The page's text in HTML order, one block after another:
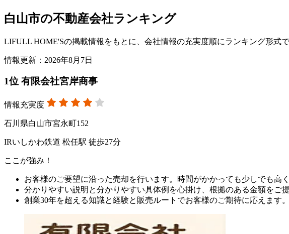
白山市の不動産会社ランキング
LIFULL HOME'Sの掲載情報をもとに、会社情報の充実度順にランキング形式
情報更新：2026年8月7日
1位 有限会社宮岸商事
情報充実度
石川県白山市宮永町152
IRいしかわ鉄道 松任駅 徒歩27分
ここが強み！
お客様のご要望に沿った売却を行います。時間がかかっても少しでも高
分かりやすい説明と分かりやすい具体例を心掛け、根拠のある金額をご
創業30年を超える知識と経験と販売ルートでお客様のご期待に応えます。